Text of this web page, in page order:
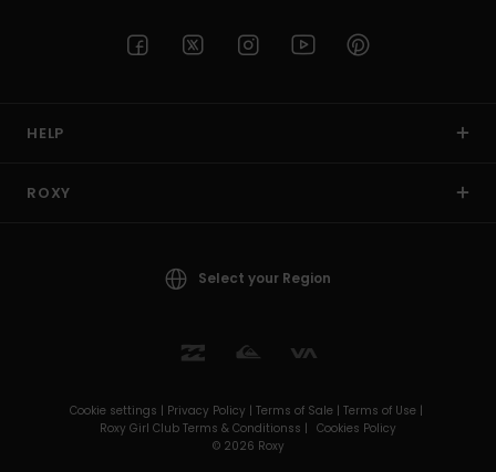
HELP
ROXY
Select your Region
Cookie settings | Privacy Policy | Terms of Sale | Terms of Use |
Roxy Girl Club Terms & Conditionss | Cookies Policy
© 2026 Roxy